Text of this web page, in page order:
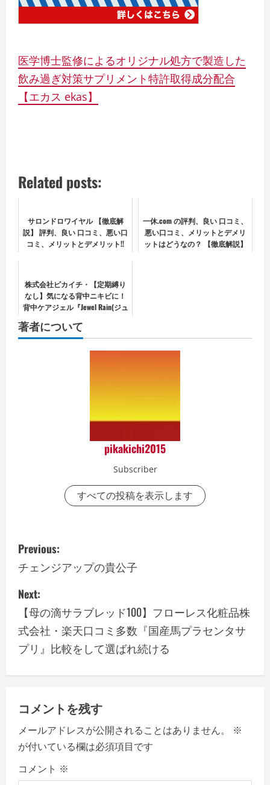
医学博士監修によるオリジナル処方で製造した
飲み過ぎ対策サプリメント特許取得成分配合
【エカス ekas】
Related posts:
サロンドロワイヤル 【徹底解
説】 評判、良い 口コミ、悪い口
コミ、メリットとデメリット!!
一休.com の評判、良い 口コミ、
悪い口コミ、メリットとデメリ
ットはどうなの？ 【徹底解説】
株式会社ピカイチ・【定期縛り
なし】気になる背中ニキビに！
背中ケアジェル『Jewel Rain(ジュ
著者について
pikakichi2015
Subscriber
すべての投稿を表示します
P
o
s
n
a
i
g
a
Previous:
チェンジアップの貴公子
Next:
【母の滴サラブレッド100】フローレス化粧品株
式会社・楽天口コミ多数『国産馬プラセンタサ
プリ』比較をして選ばれ続ける
コメントを残す
メールアドレスが公開されることはありません。
※
が付いている欄は必須項目です
コメント ※